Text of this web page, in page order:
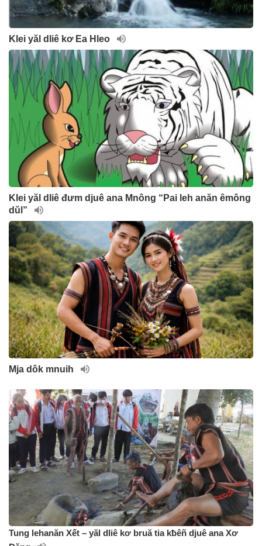
Klei yăl dliê kơ Ea Hleo
Klei yăl dliê đưm djuê ana Mnông “Pai leh anăn êmông
dŭl”
Mja dôk mnuih
Tung lehanăn Xết – yăl dliê kơ bruă tia kƀêñ djuê ana Xơ